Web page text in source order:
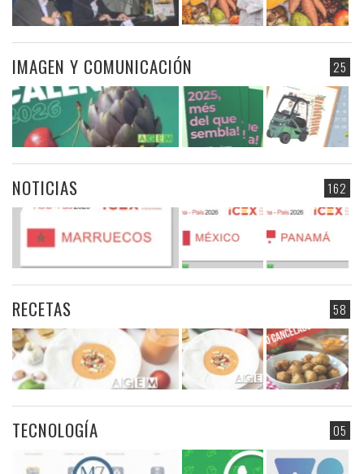
25
IMAGEN Y COMUNICACIÓN
162
NOTICIAS
58
RECETAS
05
TECNOLOGÍA